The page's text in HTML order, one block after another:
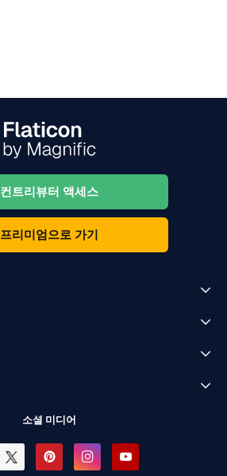
컨트리뷰터 액세스
프리미엄으로 가기
소셜 미디어